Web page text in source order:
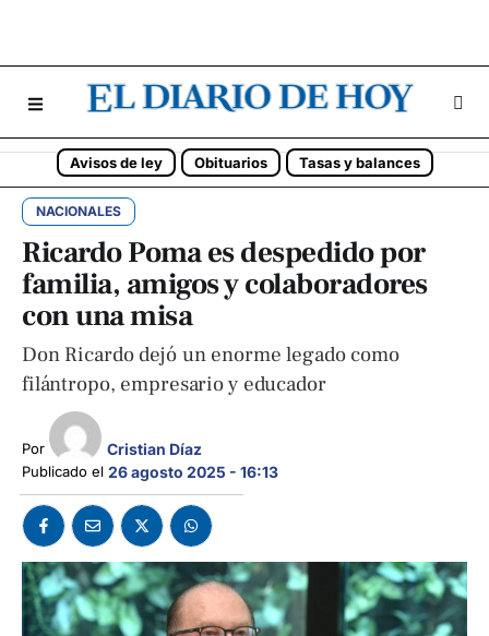
Avisos de ley Obituarios Tasas y balances
NACIONALES
Ricardo Poma es despedido por
familia, amigos y colaboradores
con una misa
Don Ricardo dejó un enorme legado como
filántropo, empresario y educador
Por Cristian Díaz
Publicado el 26 agosto 2025 - 16:13